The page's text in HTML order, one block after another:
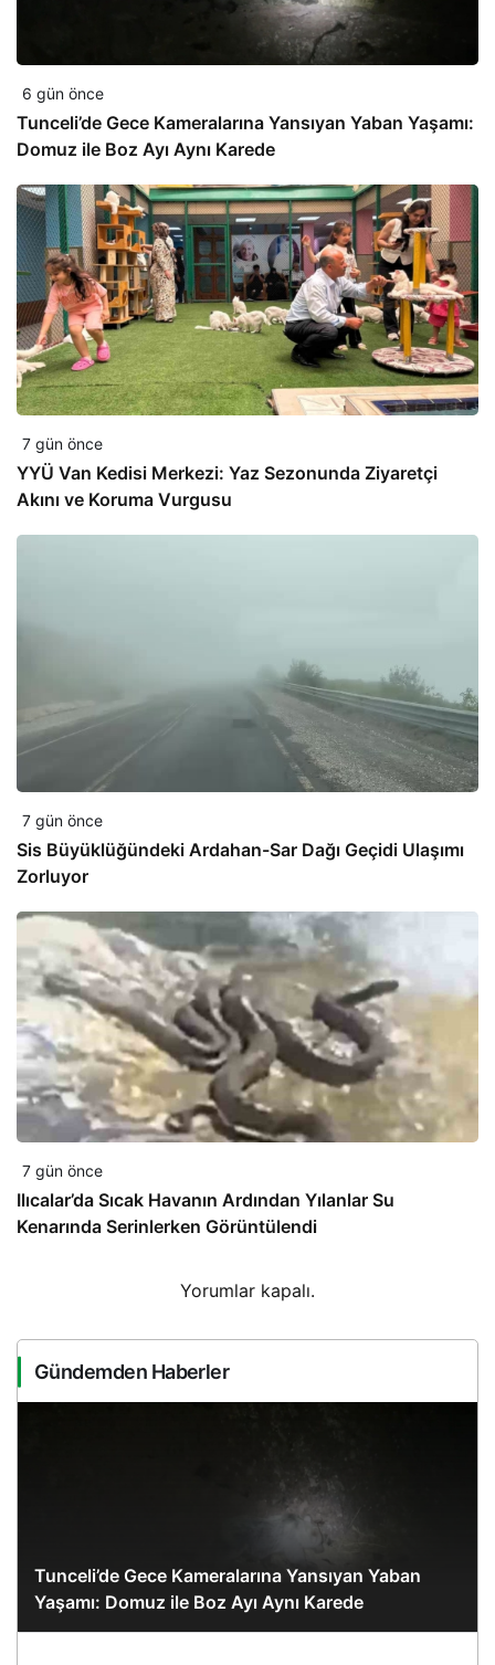
6 gün önce
Tunceli’de Gece Kameralarına Yansıyan Yaban Yaşamı:
Domuz ile Boz Ayı Aynı Karede
7 gün önce
YYÜ Van Kedisi Merkezi: Yaz Sezonunda Ziyaretçi
Akını ve Koruma Vurgusu
7 gün önce
Sis Büyüklüğündeki Ardahan-Sar Dağı Geçidi Ulaşımı
Zorluyor
7 gün önce
Ilıcalar’da Sıcak Havanın Ardından Yılanlar Su
Kenarında Serinlerken Görüntülendi
Yorumlar kapalı.
Gündemden Haberler
Tunceli’de Gece Kameralarına Yansıyan Yaban
Yaşamı: Domuz ile Boz Ayı Aynı Karede